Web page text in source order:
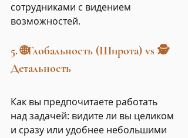
сотрудниками с видением
возможностей.
5. 🌐Глобальность (Широта) vs 🕵️
Детальность
Как вы предпочитаете работать
над задачей: видите ли вы целиком
и сразу или удобнее небольшими